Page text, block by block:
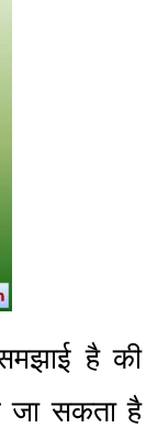
है की
जा सकता है